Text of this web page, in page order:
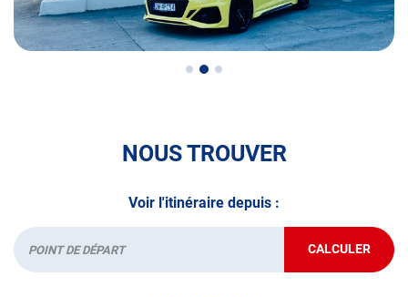
véhicule : Prenez RDV dans votrecentre de contrôle
technique.
AUTOSUR CASTELNAU-LE-LEZ
NOUS TROUVER
Voir l'itinéraire depuis :
Départ CALCULER
JUSQU'AU
POINT